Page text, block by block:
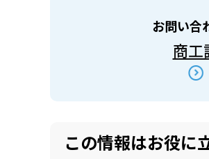
お問い合
商工
この情報はお役に